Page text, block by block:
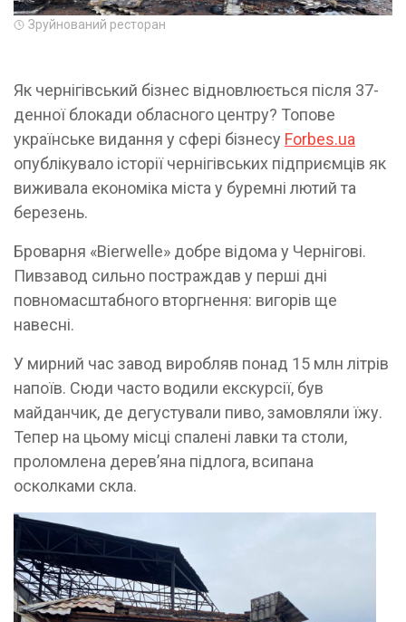
Зруйнований ресторан
Як чернігівський бізнес відновлюється після 37-
денної блокади обласного центру? Топове
українське видання у сфері бізнесу Forbes.ua
опублікувало історії чернігівських підприємців як
виживала економіка міста у буремні лютий та
березень.
Броварня «Bierwelle» добре відома у Чернігові.
Пивзавод сильно постраждав у перші дні
повномасштабного вторгнення: вигорів ще
навесні.
У мирний час завод виробляв понад 15 млн літрів
напоїв. Сюди часто водили екскурсії, був
майданчик, де дегустували пиво, замовляли їжу.
Тепер на цьому місці спалені лавки та столи,
проломлена деревʼяна підлога, всипана
осколками скла.